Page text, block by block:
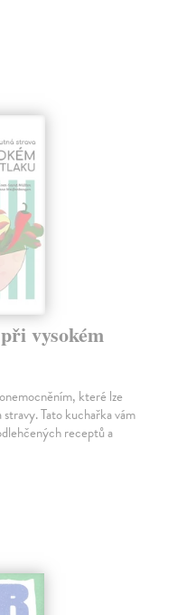
vysokém
které lze
Tato kuchařka vám
receptů a